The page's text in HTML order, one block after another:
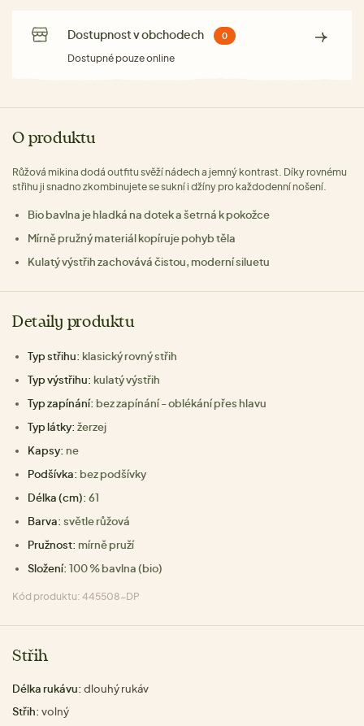
Dostupnost v obchodech 0
Dostupné pouze online
O produktu
Růžová mikina dodá outfitu svěží nádech a jemný kontrast. Díky rovnému
střihu ji snadno zkombinujete se sukní i džíny pro každodenní nošení.
Bio bavlna je hladká na dotek a šetrná k pokožce
Mírně pružný materiál kopíruje pohyb těla
Kulatý výstřih zachovává čistou, moderní siluetu
Detaily produktu
Typ střihu: klasický rovný střih
Typ výstřihu: kulatý výstřih
Typ zapínání: bez zapínání - oblékání přes hlavu
Typ látky: žerzej
Kapsy: ne
Podšívka: bez podšívky
Délka (cm): 61
Barva: světle růžová
Pružnost: mírně pruží
Složení: 100 % bavlna (bio)
Kód produktu: 445508-DP
Střih
Délka rukávu: dlouhý rukáv
Střih: volný